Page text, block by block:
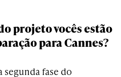
projeto vocês estão
para Cannes?
fase do